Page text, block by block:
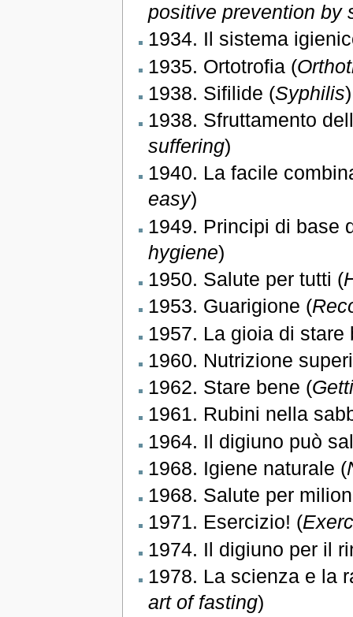
positive prevention by
1934. Il sistema
1935. Ortotrofia (
1938. Sifilide (Syphilis)
1938. Sfruttamento
suffering)
1940. La facile
easy)
1949. Principi di base
hygiene)
1950. Salute per tutti (
1953. Guarigione (
1957. La gioia di stare
1960. Nutrizione
1962. Stare bene (
1961. Rubini nella
1964. Il digiuno può
1968. Igiene naturale (
1968. Salute per
1971. Esercizio! (
1974. Il digiuno per il
1978. La scienza e la
art of fasting)